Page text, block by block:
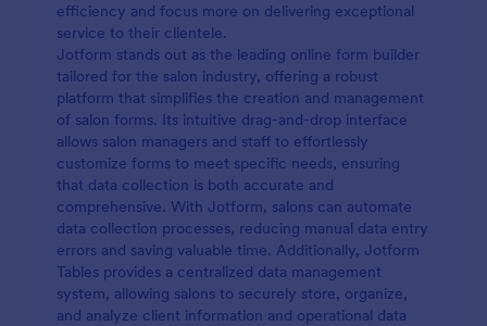
efficiency and focus more on delivering exceptional
service to their clientele.
Jotform stands out as the leading online form builder
tailored for the salon industry, offering a robust
platform that simplifies the creation and management
of salon forms. Its intuitive drag-and-drop interface
allows salon managers and staff to effortlessly
customize forms to meet specific needs, ensuring
that data collection is both accurate and
comprehensive. With Jotform, salons can automate
data collection processes, reducing manual data entry
errors and saving valuable time. Additionally, Jotform
Tables provides a centralized data management
system, allowing salons to securely store, organize,
and analyze client information and operational data